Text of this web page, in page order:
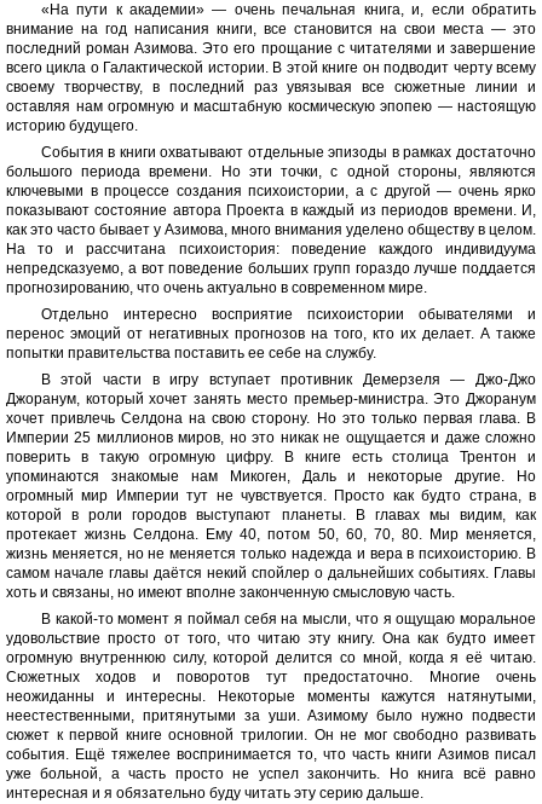
«На пути к академии» — очень печальная книга, и, если обратить
внимание на год написания книги, все становится на свои места — это
последний роман Азимова. Это его прощание с читателями и завершение
всего цикла о Галактической истории. В этой книге он подводит черту всему
своему творчеству, в последний раз увязывая все сюжетные линии и
оставляя нам огромную и масштабную космическую эпопею — настоящую
историю будущего.
События в книги охватывают отдельные эпизоды в рамках достаточно
большого периода времени. Но эти точки, с одной стороны, являются
ключевыми в процессе создания психоистории, а с другой — очень ярко
показывают состояние автора Проекта в каждый из периодов времени. И,
как это часто бывает у Азимова, много внимания уделено обществу в целом.
На то и рассчитана психоистория: поведение каждого индивидуума
непредсказуемо, а вот поведение больших групп гораздо лучше поддается
прогнозированию, что очень актуально в современном мире.
Отдельно интересно восприятие психоистории обывателями и
перенос эмоций от негативных прогнозов на того, кто их делает. А также
попытки правительства поставить ее себе на службу.
В этой части в игру вступает противник Демерзеля — Джо-Джо
Джоранум, который хочет занять место премьер-министра. Это Джоранум
хочет привлечь Селдона на свою сторону. Но это только первая глава. В
Империи 25 миллионов миров, но это никак не ощущается и даже сложно
поверить в такую огромную цифру. В книге есть столица Трентон и
упоминаются знакомые нам Микоген, Даль и некоторые другие. Но
огромный мир Империи тут не чувствуется. Просто как будто страна, в
которой в роли городов выступают планеты. В главах мы видим, как
протекает жизнь Селдона. Ему 40, потом 50, 60, 70, 80. Мир меняется,
жизнь меняется, но не меняется только надежда и вера в психоисторию. В
самом начале главы даётся некий спойлер о дальнейших событиях. Главы
хоть и связаны, но имеют вполне законченную смысловую часть.
В какой-то момент я поймал себя на мысли, что я ощущаю моральное
удовольствие просто от того, что читаю эту книгу. Она как будто имеет
огромную внутреннюю силу, которой делится со мной, когда я её читаю.
Сюжетных ходов и поворотов тут предостаточно. Многие очень
неожиданны и интересны. Некоторые моменты кажутся натянутыми,
неестественными, притянутыми за уши. Азимому было нужно подвести
сюжет к первой книге основной трилогии. Он не мог свободно развивать
события. Ещё тяжелее воспринимается то, что часть книги Азимов писал
уже больной, а часть просто не успел закончить. Но книга всё равно
интересная и я обязательно буду читать эту серию дальше.